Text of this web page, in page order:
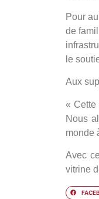
Pour
de
le
Aux
« Cette
Nous
monde
Avec
vitrine